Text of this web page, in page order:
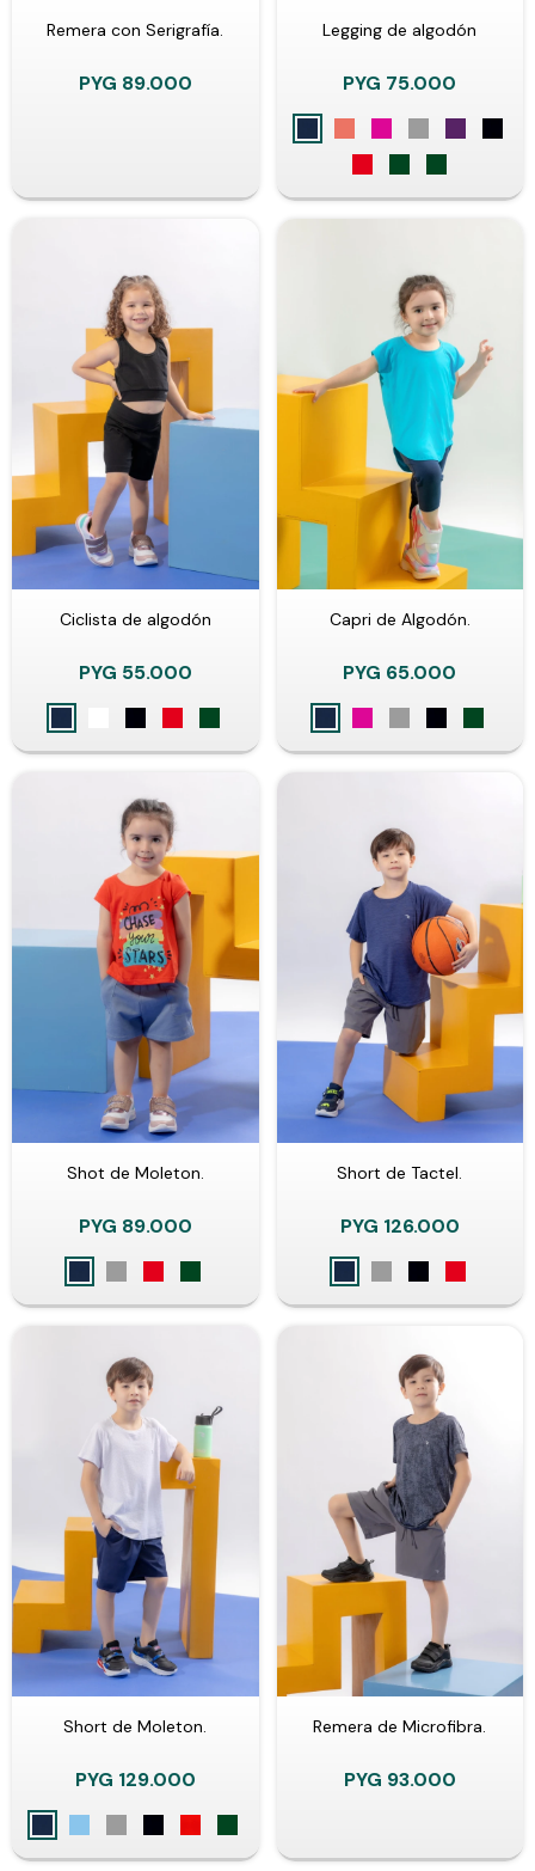
Remera con Serigrafía.
PYG 89.000
Legging de algodón
PYG 75.000
Ciclista de algodón
PYG 55.000
Capri de Algodón.
PYG 65.000
Shot de Moleton.
PYG 89.000
Short de Tactel.
PYG 126.000
Short de Moleton.
PYG 129.000
Remera de Microfibra.
PYG 93.000